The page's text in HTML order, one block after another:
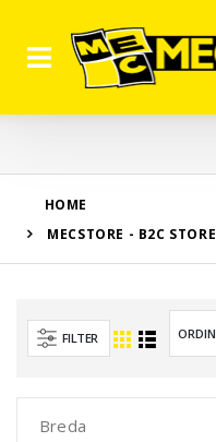
HOME
MECSTORE - B2C STORE
FILTER
Breda